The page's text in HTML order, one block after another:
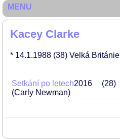
Kacey Clarke
* 14.1.1988 (38) Velká Británie
Setkání po letech2016
28
(Carly Newman)
MENU